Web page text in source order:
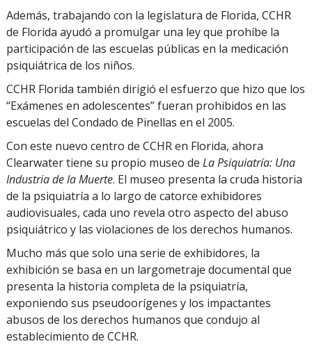
Además, trabajando con la legislatura de Florida, CCHR
de Florida ayudó a promulgar una ley que prohíbe la
participación de las escuelas públicas en la medicación
psiquiátrica de los niños.
CCHR Florida también dirigió el esfuerzo que hizo que los
“Exámenes en adolescentes” fueran prohibidos en las
escuelas del Condado de Pinellas en el 2005.
Con este nuevo centro de CCHR en Florida, ahora
Clearwater tiene su propio museo de La Psiquiatría: Una
Industria de la Muerte. El museo presenta la cruda historia
de la psiquiatría a lo largo de catorce exhibidores
audiovisuales, cada uno revela otro aspecto del abuso
psiquiátrico y las violaciones de los derechos humanos.
Mucho más que solo una serie de exhibidores, la
exhibición se basa en un largometraje documental que
presenta la historia completa de la psiquiatría,
exponiendo sus pseudoorígenes y los impactantes
abusos de los derechos humanos que condujo al
establecimiento de CCHR.